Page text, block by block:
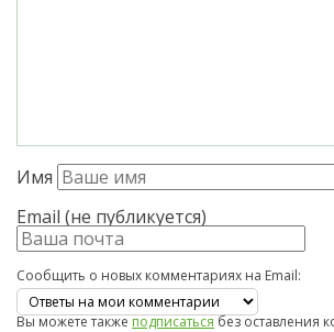
Имя
Email (не публикуется)
Сообщить о новых комментариях на Email:
Вы можете такжеподписатьсябез оставления